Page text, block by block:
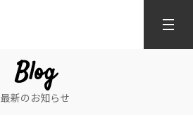
Blog
最新のお知らせ